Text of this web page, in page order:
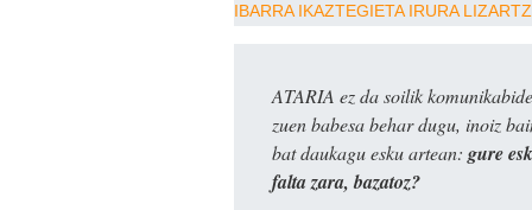
IBARRA IKAZTEGIETA IRURA
ATARIA ez da soilik
zuen babesa behar dugu, inoiz
bat daukagu esku artean: gure
falta zara, bazatoz?